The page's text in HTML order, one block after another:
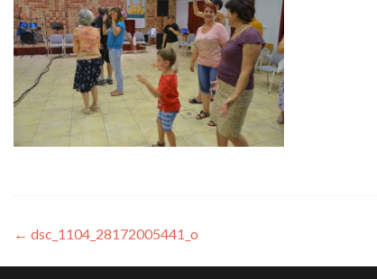
← dsc_1104_28172005441_o